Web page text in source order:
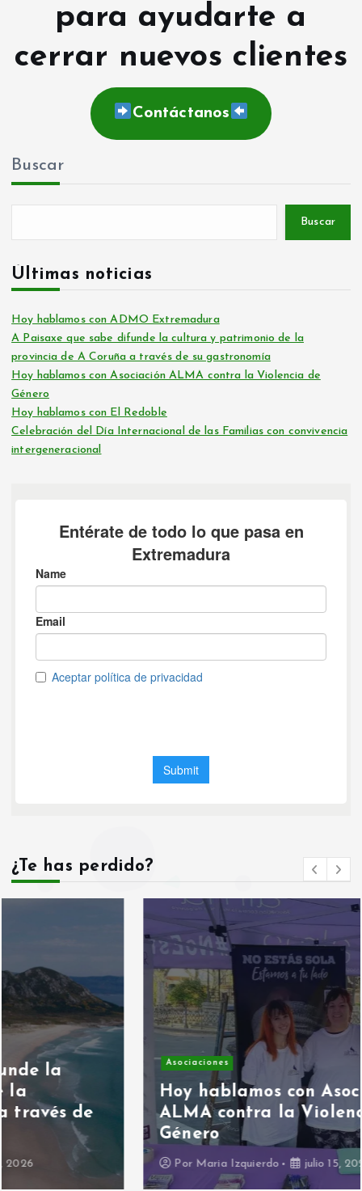
para ayudarte a
cerrar nuevos clientes
Contáctanos
Buscar
Buscar
Últimas noticias
Hoy hablamos con ADMO Extremadura
A Paisaxe que sabe difunde la cultura y patrimonio de la
provincia de A Coruña a través de su gastronomía
Hoy hablamos con Asociación ALMA contra la Violencia de
Género
Hoy hablamos con El Redoble
Celebración del Día Internacional de las Familias con convivencia
intergeneracional
¿Te has perdido?
Asociaciones
Hoy hablamos con Asociación
ALMA contra la Violencia de
Género
Maria Izquierdo julio 15, 2026